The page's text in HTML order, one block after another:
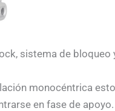
sistema de
monocéntrica
en fase de